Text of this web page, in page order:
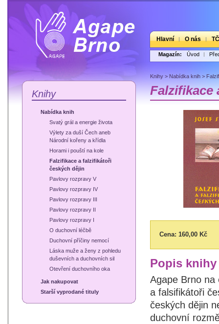
Hlavní O nás
Magazín: Úvod
Knihy
Nabídka knih
Svatý grál a energie života
Výlety za duší Čech aneb
Národní kořeny a křídla
Horami i pouští na kole
Falzifikace a falzifikátoři
českých dějin
Pavlovy rozpravy V
Pavlovy rozpravy IV
Pavlovy rozpravy III
Pavlovy rozpravy II
Pavlovy rozpravy I
O duchovní léčbě
Duchovní příčiny nemocí
Láska muže a ženy z pohledu
duševních a duchovních sil
Otevření duchovního oka
Jak nakupovat
Starší vyprodané tituly
Knihy > Nabídka knih >
Falzifikace
Cena: 160,00 Kč
Popis knihy
Agape Brno na
a falsifikátoři
českých dějin
duchovní